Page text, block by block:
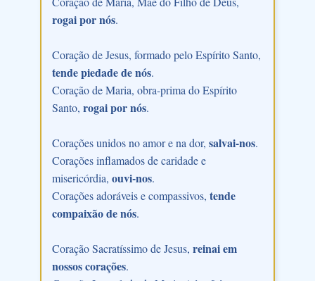
rogai por nós.
Coração de Jesus, formado pelo Espírito Santo,
tende piedade de nós.
Coração de Maria, obra-prima do Espírito
Santo, rogai por nós.
Corações unidos no amor e na dor, salvai-nos.
Corações inflamados de caridade e
misericórdia, ouvi-nos.
Corações adoráveis e compassivos, tende
compaixão de nós.
Coração Sacratíssimo de Jesus, reinai em
nossos corações.